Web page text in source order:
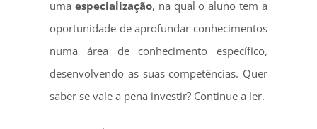
uma especialização, na qual o aluno tem a
oportunidade de aprofundar conhecimentos
numa área de conhecimento específico,
desenvolvendo as suas competências. Quer
saber se vale a pena investir? Continue a ler.